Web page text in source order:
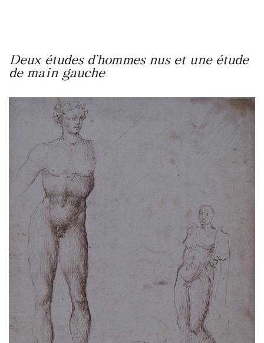
Deux études d’hommes nus et une étude
de main gauche